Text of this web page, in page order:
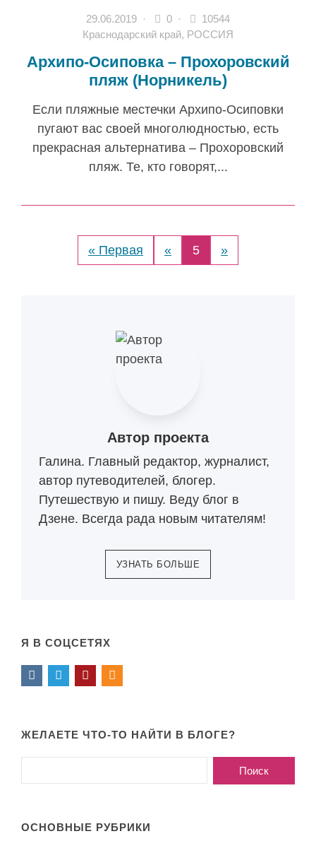
29.06.2019 · 0 ·
10544
Краснодарский край, РОССИЯ
Архипо-Осиповка – Прохоровский
пляж (Норникель)
Если пляжные местечки Архипо-Осиповки
пугают вас своей многолюдностью, есть
прекрасная альтернатива – Прохоровский
пляж. Те, кто говорят,...
« Первая « 5 »
Автор проекта
Галина. Главный редактор, журналист,
автор путеводителей, блогер.
Путешествую и пишу. Веду блог в
Дзене. Всегда рада новым читателям!
УЗНАТЬ БОЛЬШЕ
Я В СОЦСЕТЯХ
ЖЕЛАЕТЕ ЧТО-ТО НАЙТИ В БЛОГЕ?
ОСНОВНЫЕ РУБРИКИ